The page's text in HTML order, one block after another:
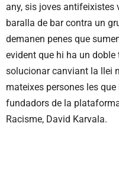
any, sis joves antifeixistes
baralla de bar contra un
demanen penes que
evident que hi ha un
solucionar canviant la llei
mateixes persones les que
fundadors de la
Racisme, David Karvala.